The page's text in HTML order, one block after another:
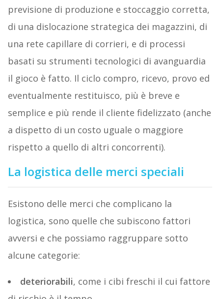
previsione di produzione e stoccaggio corretta,
di una dislocazione strategica dei magazzini, di
una rete capillare di corrieri, e di processi
basati su strumenti tecnologici di avanguardia
il gioco è fatto. Il ciclo compro, ricevo, provo ed
eventualmente restituisco, più è breve e
semplice e più rende il cliente fidelizzato (anche
a dispetto di un costo uguale o maggiore
rispetto a quello di altri concorrenti).
La logistica delle merci speciali
Esistono delle merci che complicano la
logistica, sono quelle che subiscono fattori
avversi e che possiamo raggruppare sotto
alcune categorie:
deteriorabili, come i cibi freschi il cui fattore